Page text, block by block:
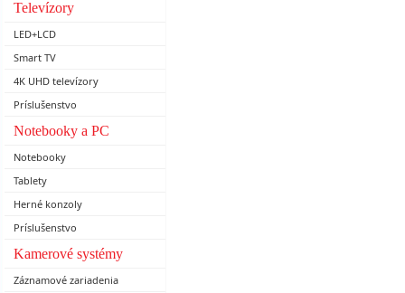
Televízory
LED+LCD
Smart TV
4K UHD televízory
Príslušenstvo
Notebooky a PC
Notebooky
Tablety
Herné konzoly
Príslušenstvo
Kamerové systémy
Záznamové zariadenia